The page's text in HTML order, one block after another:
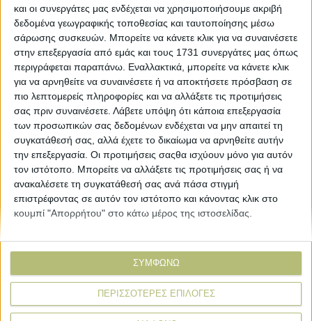
και οι συνεργάτες μας ενδέχεται να χρησιμοποιήσουμε ακριβή
δεδομένα γεωγραφικής τοποθεσίας και ταυτοποίησης μέσω
σάρωσης συσκευών. Μπορείτε να κάνετε κλικ για να συναινέσετε
στην επεξεργασία από εμάς και τους 1731 συνεργάτες μας όπως
περιγράφεται παραπάνω. Εναλλακτικά, μπορείτε να κάνετε κλικ
για να αρνηθείτε να συναινέσετε ή να αποκτήσετε πρόσβαση σε
πιο λεπτομερείς πληροφορίες και να αλλάξετε τις προτιμήσεις
σας πριν συναινέσετε. Λάβετε υπόψη ότι κάποια επεξεργασία
των προσωπικών σας δεδομένων ενδέχεται να μην απαιτεί τη
συγκατάθεσή σας, αλλά έχετε το δικαίωμα να αρνηθείτε αυτήν
την επεξεργασία. Οι προτιμήσεις σαςθα ισχύουν μόνο για αυτόν
τον ιστότοπο. Μπορείτε να αλλάξετε τις προτιμήσεις σας ή να
ανακαλέσετε τη συγκατάθεσή σας ανά πάσα στιγμή
επιστρέφοντας σε αυτόν τον ιστότοπο και κάνοντας κλικ στο
κουμπί "Απορρήτου" στο κάτω μέρος της ιστοσελίδας.
ΠΕΡΙΣΣΟΤΕΡΕΣ ΕΠΙΛΟΓΕΣ
ΣΥΜΦΩΝΩ
ΒΙΒΛΙΟΘΗΚΗ
e-
mail
Εμπορεύματα
Τεχνολογία
Προιόντα
Special Reports
About
Εταιρική ταυτότητα
Ιστορική αναδρομή
Agrenda Ηλεκτρονικά
Επικοινωνία
Συνεντεύξεις
More
Αγγελίες